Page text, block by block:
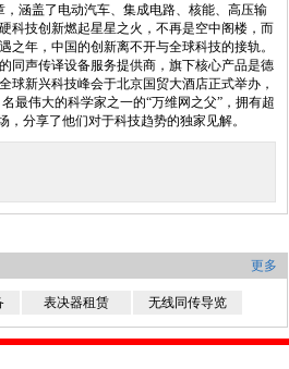
涵盖了电动汽车、集成电路、核能、高压输
科技创新燃起星星之火，不再是空中阁楼，而
年，中国的创新离不开与全球科技的接轨。
同声传译设备服务提供商，旗下核心产品是德
球新兴科技峰会于北京国贸大酒店正式举办，
最伟大的科学家之一的“万维网之父”，拥有超
分享了他们对于科技趋势的独家见解。
更多
表决器租赁 无线同传导览